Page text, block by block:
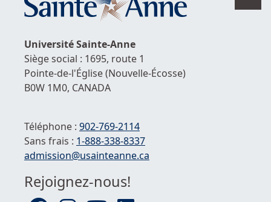
en
UniversitéSainte-Anne
Siège social : 1695, route 1
Pointe-de-l'Église(Nouvelle-Écosse)
B0W 1M0, CANADA
Téléphone : 902-769-2114
Sans frais : 1-888-338-8337
Courriel :
admission@usainteanne.ca
Rejoignez-nous!